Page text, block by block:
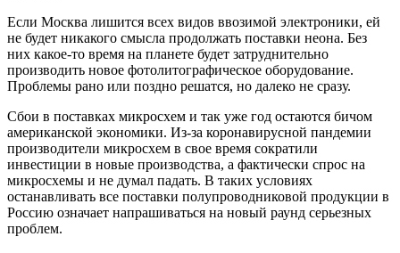
Если Москва лишится всех видов ввозимой электроники, ей
не будет никакого смысла продолжать поставки неона. Без
них какое-то время на планете будет затруднительно
производить новое фотолитографическое оборудование.
Проблемы рано или поздно решатся, но далеко не сразу.
Сбои в поставках микросхем и так уже год остаются бичом
американской экономики. Из-за коронавирусной пандемии
производители микросхем в свое время сократили
инвестиции в новые производства, а фактически спрос на
микросхемы и не думал падать. В таких условиях
останавливать все поставки полупроводниковой продукции в
Россию означает напрашиваться на новый раунд серьезных
проблем.